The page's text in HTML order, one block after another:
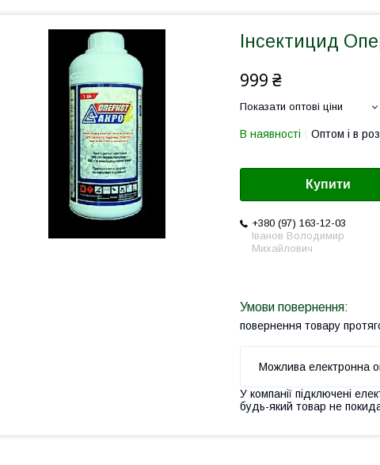
Інсектицид
999 ₴
Показати оптові ціни
В наявності Оптом і в
Купити
+380 (97) 163-12-03
Іванов Володимир
Михайлович
повернення товару
У компанії підключені
будь-який товар не